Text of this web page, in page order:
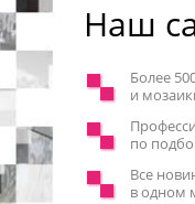
Наш
Более
и
по
Все
в одном